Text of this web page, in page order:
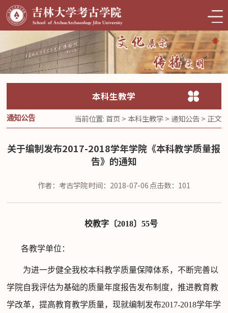
本科生教学
通知公告 当前位置: 首页> 本科生教学> 通知公告> 正文
关于编制发布2017-2018学年学院《本科教学质量报
告》的通知
作者：考古学院时间：2018-07-06点击数： 101
校教字〔2018〕 55号
各教学单位：
为进一步健全我校本科教学质量保障体系， 不断完善以
学院自我评估为基础的质量年度报告发布制度，推进教育教
学改革，提高教育教学质量，现就编制发布2017-2018学年学